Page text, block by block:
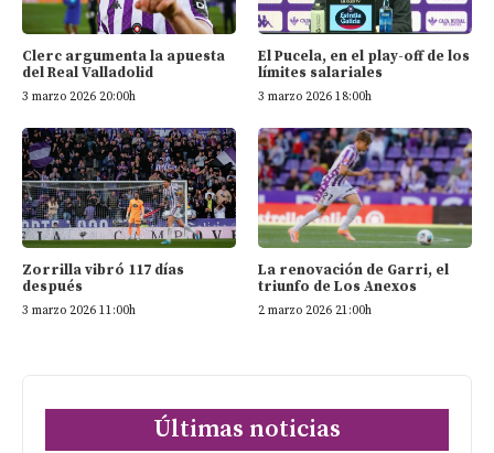
Clerc argumenta la apuesta
del Real Valladolid
3 marzo 2026 20:00h
El Pucela, en el play-off de los
límites salariales
3 marzo 2026 18:00h
Zorrilla vibró 117 días
después
3 marzo 2026 11:00h
La renovación de Garri, el
triunfo de Los Anexos
2 marzo 2026 21:00h
Últimas noticias